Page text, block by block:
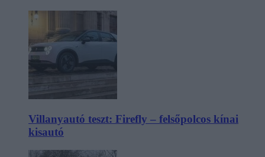
Villanyautó teszt: Firefly – felsőpolcos kínai
kisautó